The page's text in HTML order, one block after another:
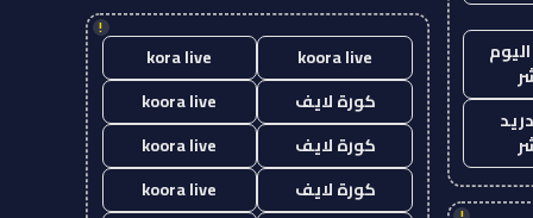
!
koora live
kora live
كورة لايف
koora live
كورة لايف
koora live
كورة لايف
koora live